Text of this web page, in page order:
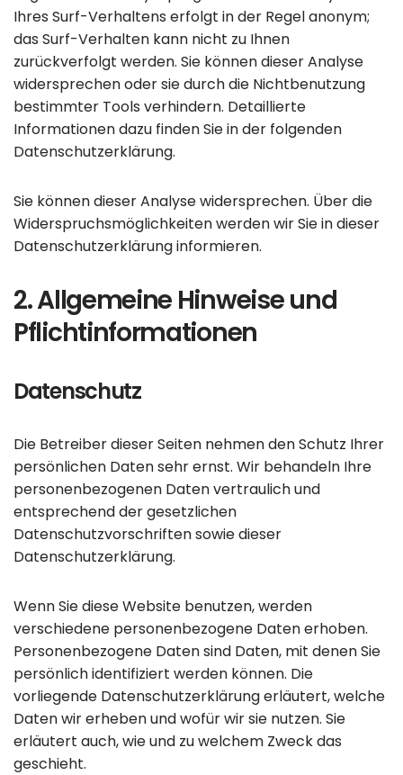
Ihres Surf-Verhaltens erfolgt in der Regel anonym;
das Surf-Verhalten kann nicht zu Ihnen
zurückverfolgt werden. Sie können dieser Analyse
widersprechen oder sie durch die Nichtbenutzung
bestimmter Tools verhindern. Detaillierte
Informationen dazu finden Sie in der folgenden
Datenschutzerklärung.
Sie können dieser Analyse widersprechen. Über die
Widerspruchsmöglichkeiten werden wir Sie in dieser
Datenschutzerklärung informieren.
2. Allgemeine Hinweise und
Pflichtinformationen
Datenschutz
Die Betreiber dieser Seiten nehmen den Schutz Ihrer
persönlichen Daten sehr ernst. Wir behandeln Ihre
personenbezogenen Daten vertraulich und
entsprechend der gesetzlichen
Datenschutzvorschriften sowie dieser
Datenschutzerklärung.
Wenn Sie diese Website benutzen, werden
verschiedene personenbezogene Daten erhoben.
Personenbezogene Daten sind Daten, mit denen Sie
persönlich identifiziert werden können. Die
vorliegende Datenschutzerklärung erläutert, welche
Daten wir erheben und wofür wir sie nutzen. Sie
erläutert auch, wie und zu welchem Zweck das
geschieht.